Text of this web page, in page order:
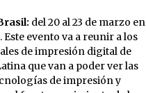
del 20 al 23 de marzo en
Este evento va a reunir a los
de impresión digital de
que van a poder ver las
de impresión y